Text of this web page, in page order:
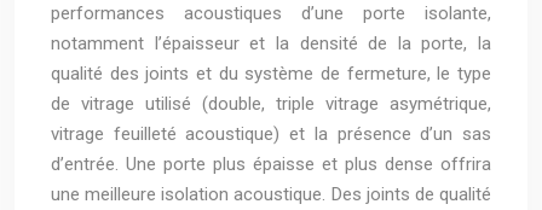
performances acoustiques d’une porte isolante,
notamment l’épaisseur et la densité de la porte, la
qualité des joints et du système de fermeture, le type
de vitrage utilisé (double, triple vitrage asymétrique,
vitrage feuilleté acoustique) et la présence d’un sas
d’entrée. Une porte plus épaisse et plus dense offrira
une meilleure isolation acoustique. Des joints de qualité